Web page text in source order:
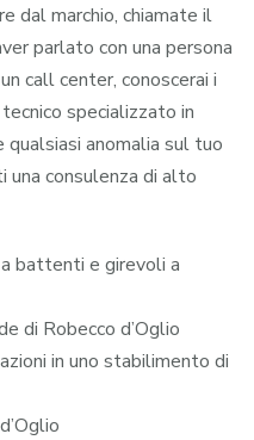
dal marchio, chiamate il
parlato con una persona
call center, conoscerai i
specializzato in
anomalia sul tuo
una consulenza di alto
battenti e girevoli a
di Robecco d’Oglio
in uno stabilimento di